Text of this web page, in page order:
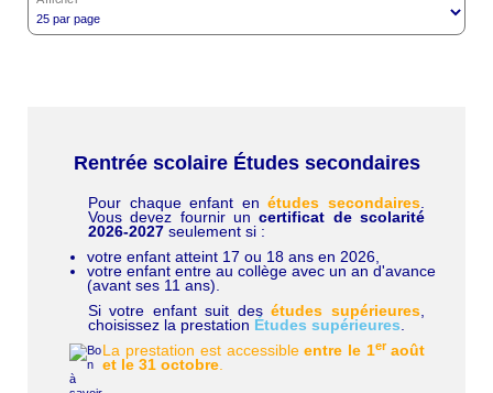
Rentrée scolaire Études secondaires
ô
Pour chaque enfant enétudes secondaires.
Vous devez fournir uncertificat de scolarité
2026-2027seulement si :
votre enfant atteint 17 ou 18 ans en 2026,
votre enfant entre au collège avec un an d'avance
(avant ses 11 ans).
Si votre enfant suit desétudes supérieures,
choisissez la prestation Études supérieures.
La prestation est accessibleentre le 1er août
et le 31 octobre.